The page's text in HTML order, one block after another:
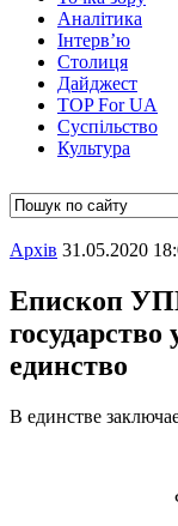
Аналітика
Інтерв’ю
Столиця
Дайджест
TOP For UA
Суспiльство
Культура
Архiв 31.05.2020
Епископ
единство
В единстве